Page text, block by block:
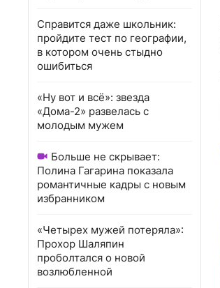
Справится даже школьник:
пройдите тест по географии,
в котором очень стыдно
ошибиться
«Ну вот и всё»: звезда
«Дома-2» развелась с
молодым мужем
Больше не скрывает:
Полина Гагарина показала
романтичные кадры с новым
избранником
«Четырех мужей потеряла»:
Прохор Шаляпин
проболтался о новой
возлюбленной